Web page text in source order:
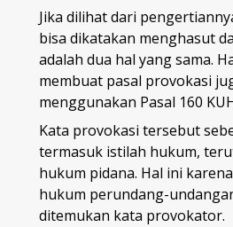
Jika dilihat dari
bisa dikatakan menghasut
adalah dua hal yang sama.
membuat pasal provokasi
menggunakan Pasal 160
Kata provokasi tersebut
termasuk istilah hukum,
hukum pidana. Hal ini
hukum perundang-
ditemukan kata provokator.